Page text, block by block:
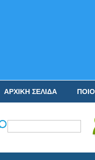
ΑΡΧΙΚΗ ΣΕΛΙΔΑ